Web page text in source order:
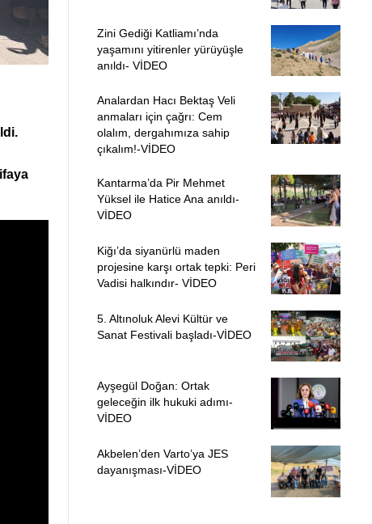
Zini Gediği Katliamı’nda
yaşamını yitirenler yürüyüşle
anıldı- VİDEO
Analardan Hacı Bektaş Veli
anmaları için çağrı: Cem
olalım, dergahımıza sahip
çıkalım!-VİDEO
Kantarma’da Pir Mehmet
Yüksel ile Hatice Ana anıldı-
VİDEO
Kiğı’da siyanürlü maden
projesine karşı ortak tepki: Peri
Vadisi halkındır- VİDEO
5. Altınoluk Alevi Kültür ve
Sanat Festivali başladı-VİDEO
Ayşegül Doğan: Ortak
geleceğin ilk hukuki adımı-
VİDEO
Akbelen’den Varto’ya JES
dayanışması-VİDEO